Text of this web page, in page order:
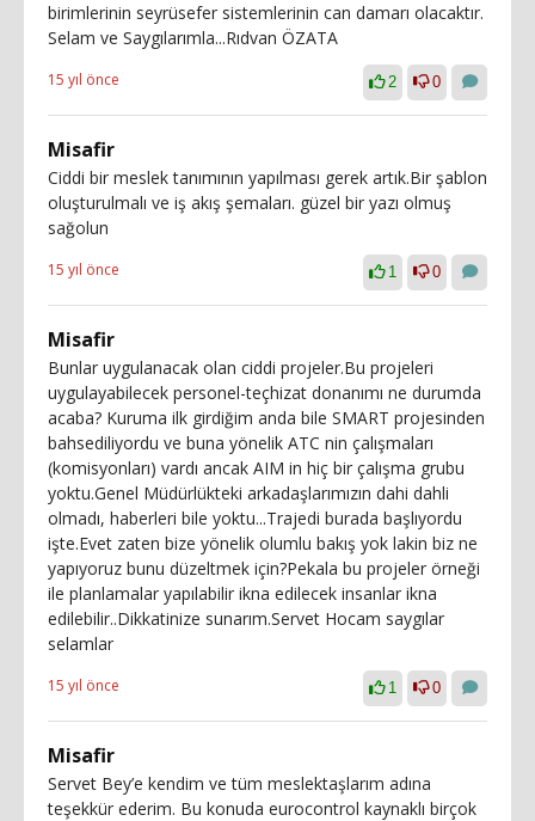
birimlerinin seyrüsefer sistemlerinin can damarı olacaktır.
Selam ve Saygılarımla...Rıdvan ÖZATA
15 yıl önce 2 0
Misafir
Ciddi bir meslek tanımının yapılması gerek artık.Bir şablon
oluşturulmalı ve iş akış şemaları. güzel bir yazı olmuş
sağolun
15 yıl önce 1 0
Misafir
Bunlar uygulanacak olan ciddi projeler.Bu projeleri
uygulayabilecek personel-teçhizat donanımı ne durumda
acaba? Kuruma ilk girdiğim anda bile SMART projesinden
bahsediliyordu ve buna yönelik ATC nin çalışmaları
(komisyonları) vardı ancak AIM in hiç bir çalışma grubu
yoktu.Genel Müdürlükteki arkadaşlarımızın dahi dahli
olmadı, haberleri bile yoktu...Trajedi burada başlıyordu
işte.Evet zaten bize yönelik olumlu bakış yok lakin biz ne
yapıyoruz bunu düzeltmek için?Pekala bu projeler örneği
ile planlamalar yapılabilir ikna edilecek insanlar ikna
edilebilir..Dikkatinize sunarım.Servet Hocam saygılar
selamlar
15 yıl önce 1 0
Misafir
Servet Bey’e kendim ve tüm meslektaşlarım adına
teşekkür ederim. Bu konuda eurocontrol kaynaklı birçok